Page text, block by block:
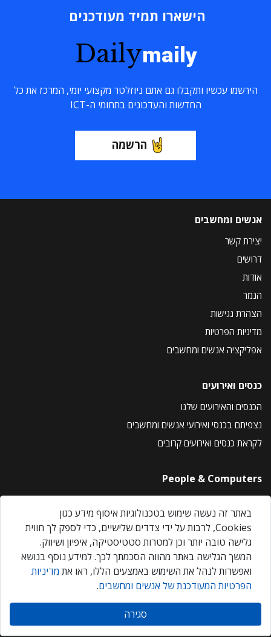
הישארו תמיד מעודכנים
Dailymaily
הירשמו עכשיו ותקבלו גם אתם ניוזלטר מקצועי יומי, המרכז את כל
החדשות והעדכונים בתחומי ה-ICT
הרשמה
אנשים ומחשבים
יצירת קשר
דרושים
אודות
הנמר
הצהרת נגישות
מדיניות הפרטיות
אפליקציה אנשים ומחשבים
כנסים ואירועים
הכנסים והאירועים שלנו
נצפיתם בכנסי ואירועי אנשים ומחשבים
לקראת כנסים ואירועים קרובים
People & Computers
About Us
Privacy Policy
Contact Us
Our Events
אנשים ומחשבים © 2026 – כל הזכויות שמורות
באתר זה נעשה שימוש בטכנולוגיות איסוף מידע כגון
Cookies, לרבות על ידי צדדים שלישיים, כדי לספק לך חווית
גלישה טובה יותר וכן למטרות סטטיסטיקה, איפיון ושיווק.
המשך הגלישה באתר מהווה הסכמתך לכך. למידע נוסף בנושא
ואפשרות לנהל את השימוש באמצעים הללו, ראו את מדיניות
הפרטיות המעודכנת של אנשים ומחשבים.
סגירה